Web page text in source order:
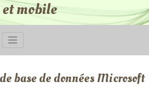
mobile
base de données Microsoft